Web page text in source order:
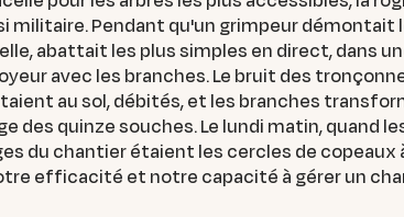
militaire. Pendant qu'un grimpeur démontait
abattait les plus simples en direct, dans
avec les branches. Le bruit des
au sol, débités, et les branches
des quinze souches. Le lundi matin, quand
du chantier étaient les cercles de copeaux
efficacité et notre capacité à gérer un